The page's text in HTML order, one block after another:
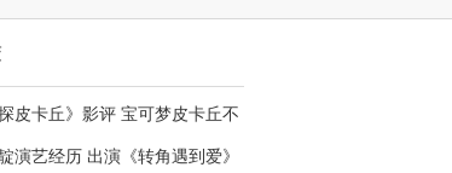
皮卡丘》影评 宝可梦皮卡丘不
演艺经历 出演《转角遇到爱》